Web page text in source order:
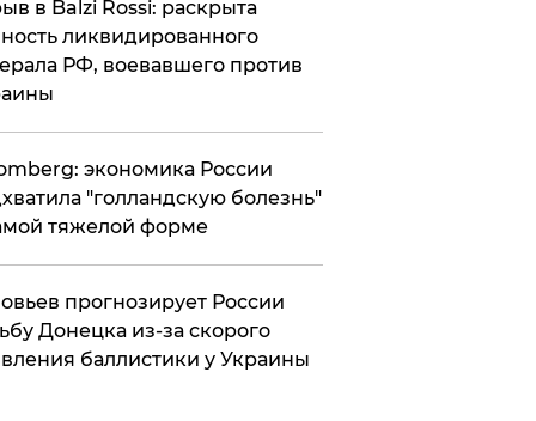
в Balzi Rossi: раскрыта
ликвидированного
РФ, воевавшего против
экономика России
"голландскую болезнь"
тяжелой форме
прогнозирует России
Донецка из-за скорого
баллистики у Украины